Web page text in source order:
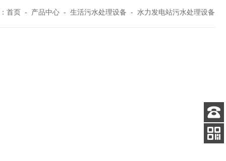
首页 - 产品中心 - 生活污水处理设备 - 水力发电站污水处理设备
客服
电话